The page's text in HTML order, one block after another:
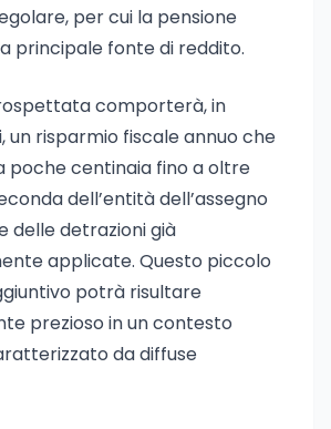
per cui la pensione
principale fonte di reddito.
comporterà, in
un risparmio fiscale annuo che
poche centinaia fino a oltre
dell’entità dell’assegno
delle detrazioni già
applicate. Questo piccolo
potrà risultare
prezioso in un contesto
da diffuse